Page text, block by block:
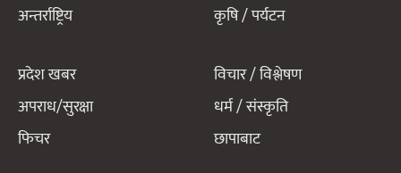
अन्तर्राष्ट्रिय
कृषि / पर्यटन
प्रदेश खबर
अपराध/सुरक्षा
फिचर
विचार / विश्लेषण
धर्म / संस्कृति
छापाबाट